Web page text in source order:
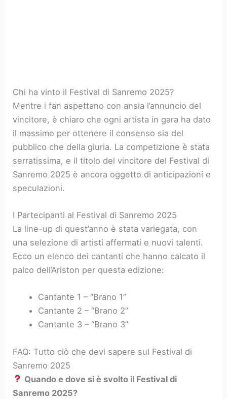
Chi ha vinto il Festival di Sanremo 2025?
Mentre i fan aspettano con ansia l’annuncio del
vincitore, è chiaro che ogni artista in gara ha dato
il massimo per ottenere il consenso sia del
pubblico che della giuria. La competizione è stata
serratissima, e il titolo del vincitore del Festival di
Sanremo 2025 è ancora oggetto di anticipazioni e
speculazioni.
I Partecipanti al Festival di Sanremo 2025
La line-up di quest’anno è stata variegata, con
una selezione di artisti affermati e nuovi talenti.
Ecco un elenco dei cantanti che hanno calcato il
palco dell’Ariston per questa edizione:
Cantante 1 – “Brano 1”
Cantante 2 – “Brano 2”
Cantante 3 – “Brano 3”
FAQ: Tutto ciò che devi sapere sul Festival di
Sanremo 2025
Quando e dove si è svolto il Festival di
Sanremo 2025?